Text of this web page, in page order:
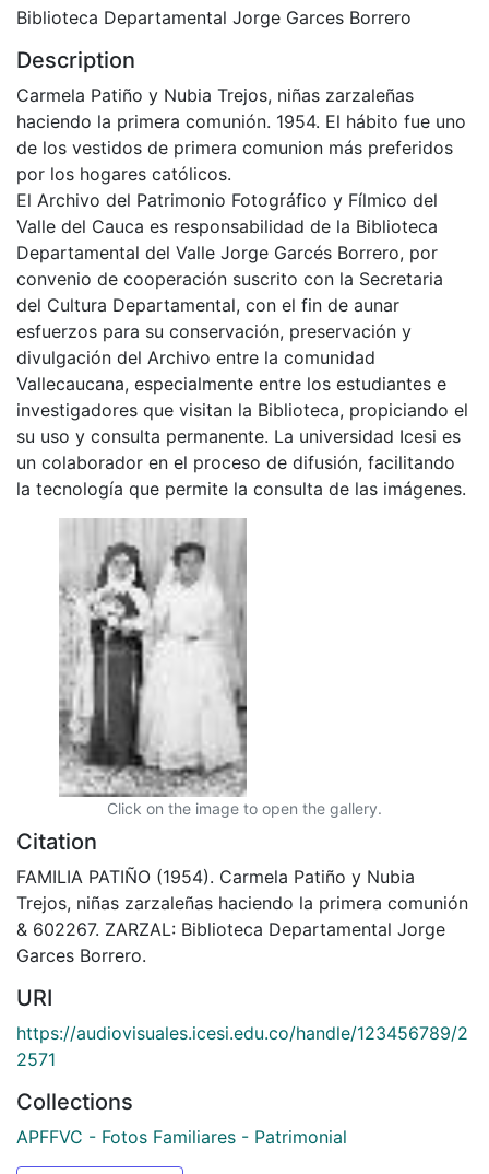
Biblioteca Departamental Jorge Garces Borrero
Description
Carmela Patiño y Nubia Trejos, niñas zarzaleñas
haciendo la primera comunión. 1954. El hábito fue uno
de los vestidos de primera comunion más preferidos
por los hogares católicos.
El Archivo del Patrimonio Fotográfico y Fílmico del
Valle del Cauca es responsabilidad de la Biblioteca
Departamental del Valle Jorge Garcés Borrero, por
convenio de cooperación suscrito con la Secretaria
del Cultura Departamental, con el fin de aunar
esfuerzos para su conservación, preservación y
divulgación del Archivo entre la comunidad
Vallecaucana, especialmente entre los estudiantes e
investigadores que visitan la Biblioteca, propiciando el
su uso y consulta permanente. La universidad Icesi es
un colaborador en el proceso de difusión, facilitando
la tecnología que permite la consulta de las imágenes.
Click on the image to open the gallery.
Citation
FAMILIA PATIÑO (1954). Carmela Patiño y Nubia
Trejos, niñas zarzaleñas haciendo la primera comunión
& 602267. ZARZAL: Biblioteca Departamental Jorge
Garces Borrero.
URI
https://audiovisuales.icesi.edu.co/handle/123456789/2
2571
Collections
APFFVC - Fotos Familiares - Patrimonial